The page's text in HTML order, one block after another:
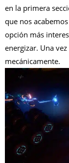
en la primera
que nos
opción más
energizar. Una
mecánicamente.